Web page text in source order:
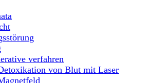
verfahren
von Blut mit Laser